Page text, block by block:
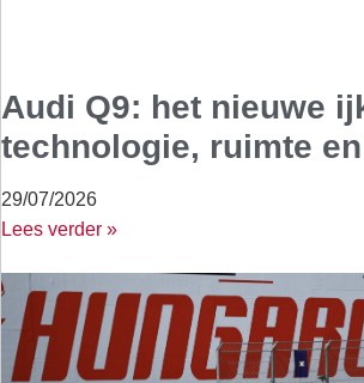
Audi Q9: het nieuwe
technologie, ruimte
29/07/2026
Lees verder »